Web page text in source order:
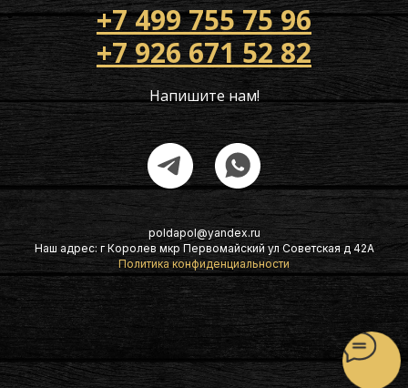
+7 499 755 75 96
+7 926 671 52 82
Напишите нам!
poldapol@yandex.ru
Наш адрес: г Королев мкр Первомайский ул Советская д 42А
Политика конфиденциальности